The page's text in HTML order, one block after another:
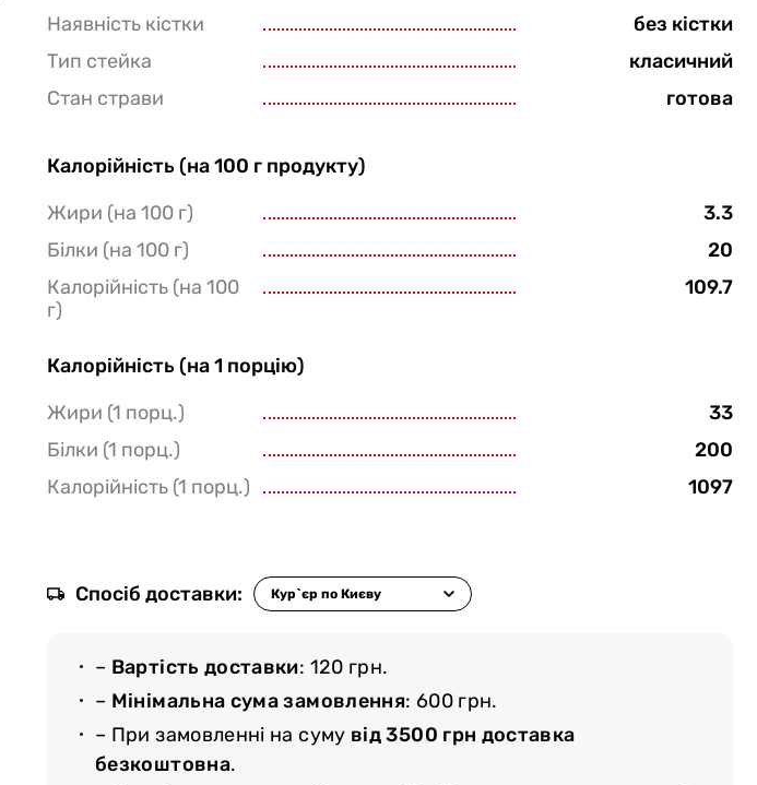
Наявність кістки
без кістки
Тип стейка
класичний
Стан страви
готова
Калорійність (на 100 г продукту)
Жири (на 100 г)
3.3
Білки (на 100 г)
20
Калорійність (на 100
г)
109.7
Калорійність (на 1 порцію)
Жири (1 порц.)
33
Білки (1 порц.)
200
Калорійність (1 порц.)
1097
Спосіб доставки:
– Вартість доставки: 120 грн.
– Мінімальна сума замовлення: 600 грн.
– При замовленні на суму від 3500 грн доставка
безкоштовна.